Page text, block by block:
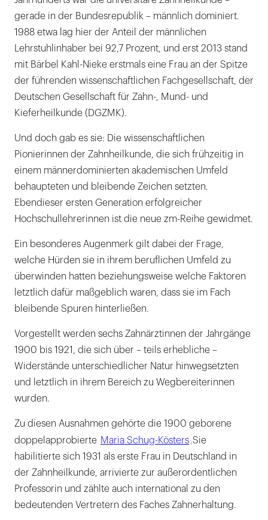
gerade in der Bundesrepublik – männlich dominiert.
1988 etwa lag hier der Anteil der männlichen
Lehrstuhlinhaber bei 92,7 Prozent, und erst 2013 stand
mit Bärbel Kahl-Nieke erstmals eine Frau an der Spitze
der führenden wissenschaftlichen Fachgesellschaft, der
Deutschen Gesellschaft für Zahn-, Mund- und
Kieferheilkunde (DGZMK).
Und doch gab es sie: Die wissenschaftlichen
Pionierinnen der Zahnheilkunde, die sich frühzeitig in
einem männerdominierten akademischen Umfeld
behaupteten und bleibende Zeichen setzten.
Ebendieser ersten Generation erfolgreicher
Hochschullehrerinnen ist die neue zm-Reihe gewidmet.
Ein besonderes Augenmerk gilt dabei der Frage,
welche Hürden sie in ihrem beruflichen Umfeld zu
überwinden hatten beziehungsweise welche Faktoren
letztlich dafür maßgeblich waren, dass sie im Fach
bleibende Spuren hinterließen.
Vorgestellt werden sechs Zahnärztinnen der Jahrgänge
1900 bis 1921, die sich über – teils erhebliche –
Widerstände unterschiedlicher Natur hinwegsetzten
und letztlich in ihrem Bereich zu Wegbereiterinnen
wurden.
Zu diesen Ausnahmen gehörte die 1900 geborene
doppelapprobierte Maria Schug-Kösters.Sie
habilitierte sich 1931 als erste Frau in Deutschland in
der Zahnheilkunde, arrivierte zur außerordentlichen
Professorin und zählte auch international zu den
bedeutenden Vertretern des Faches Zahnerhaltung.